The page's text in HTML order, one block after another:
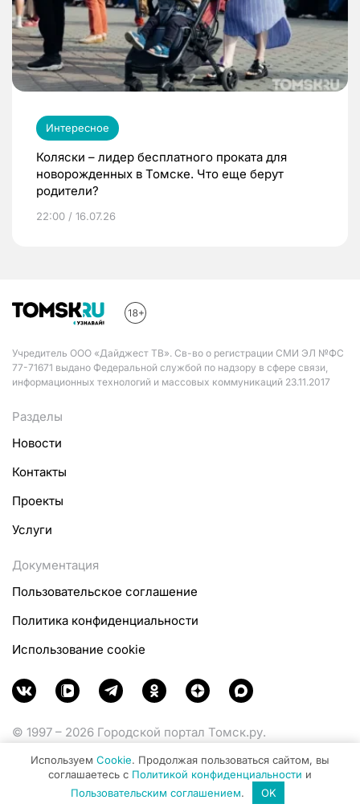
Интересное
Коляски – лидер бесплатного проката для
новорожденных в Томске. Что еще берут
родители?
22:00 / 16.07.26
Учредитель ООО «Дайджест ТВ». Св-во о регистрации СМИ ЭЛ №ФС
77-71671 выдано Федеральной службой по надзору в сфере связи,
информационных технологий и массовых коммуникаций 23.11.2017
Разделы
Новости
Контакты
Проекты
Услуги
Документация
Пользовательское соглашение
Политика конфиденциальности
Использование cookie
© 1997 – 2026 Городской портал Томск.ру.
Министерства цифрового развития, связи и массовых
коммуникаций Российской Федерации.
Используем Cookie. Продолжая пользоваться сайтом, вы
соглашаетесь с Политикой конфиденциальности и
Пользовательским соглашением. OK